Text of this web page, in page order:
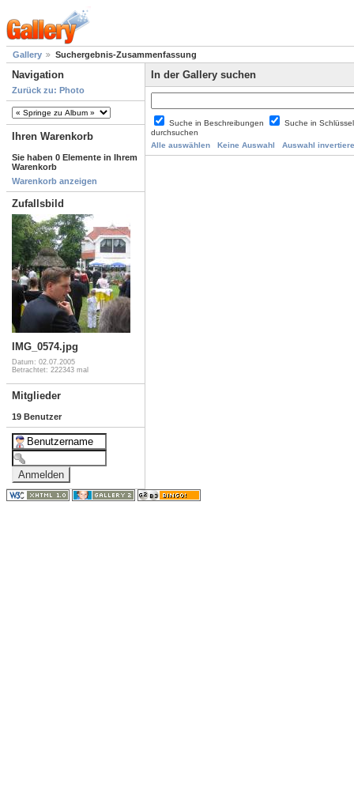
Gallery Suchergebnis-Zusammenfassung
Navigation
Zurück zu: Photo
Ihren Warenkorb
Sie haben 0 Elemente in Ihrem
Warenkorb
Warenkorb anzeigen
Zufallsbild
IMG_0574.jpg
Datum: 02.07.2005
Betrachtet: 222343 mal
Mitglieder
19 Benutzer
In der Gallery suchen
Suche in Beschreibungen
Suche in
durchsuchen
Alle auswählen
Keine Auswahl Auswahl